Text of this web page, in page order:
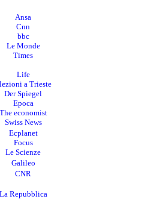
Ansa
Cnn
bbc
Le Monde
Times
Life
a Trieste
Der Spiegel
Epoca
economist
Swiss News
Ecplanet
Focus
Le Scienze
Galileo
CNR
Repubblica